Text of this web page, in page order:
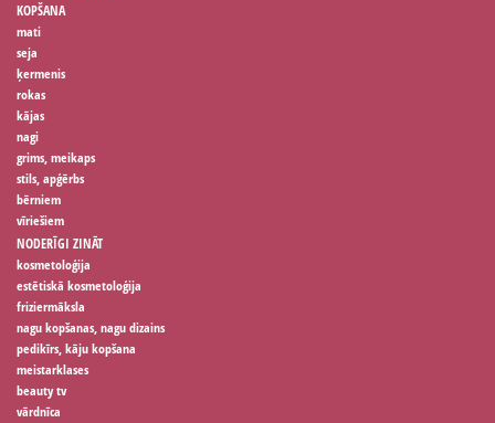
KOPŠANA
mati
seja
ķermenis
rokas
kājas
nagi
grims, meikaps
stils, apģērbs
bērniem
vīriešiem
NODERĪGI ZINĀT
kosmetoloģija
estētiskā kosmetoloģija
friziermāksla
nagu kopšanas, nagu dizains
pedikīrs, kāju kopšana
meistarklases
beauty tv
vārdnīca